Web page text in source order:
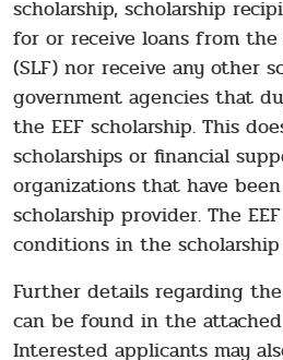
scholarship, scholarship
for or receive loans from the
(SLF) nor receive any other
government agencies that
the EEF scholarship. This
scholarships or financial
organizations that have
scholarship provider. The
conditions in the
Further details regarding
can be found in the
Interested applicants may